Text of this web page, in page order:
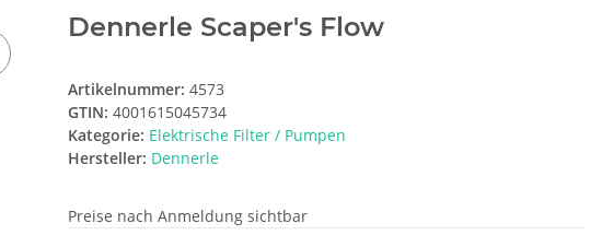
Dennerle Scaper's Flow
Artikelnummer: 4573
GTIN: 4001615045734
Kategorie: Elektrische Filter / Pumpen
Hersteller: Dennerle
Preise nach Anmeldung sichtbar